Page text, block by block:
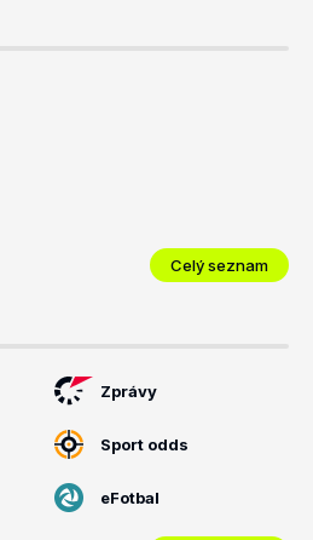
Celý seznam
Zprávy
Sport odds
eFotbal